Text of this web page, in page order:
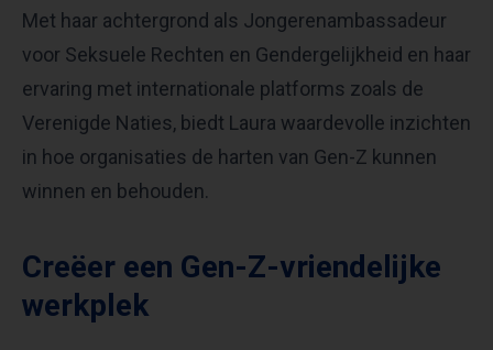
Met haar achtergrond als Jongerenambassadeur
voor Seksuele Rechten en Gendergelijkheid en haar
ervaring met internationale platforms zoals de
Verenigde Naties, biedt Laura waardevolle inzichten
in hoe organisaties de harten van Gen-Z kunnen
winnen en behouden.
Creëer een Gen-Z-vriendelijke
werkplek